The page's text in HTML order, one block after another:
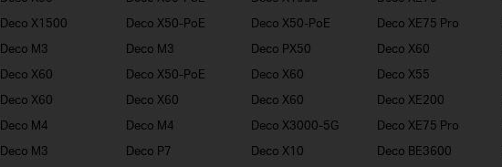
Deco X1500
Deco X50-PoE Deco X50-PoE Deco XE75 Pro
Deco M3
Deco M3 Deco PX50 Deco X60
Deco X60
Deco X50-PoE Deco X60 Deco X55
Deco X60
Deco X60 Deco X60 Deco XE200
Deco M4
Deco M4 Deco X3000-5G Deco XE75 Pro
Deco M3
Deco P7 Deco X10 Deco BE3600